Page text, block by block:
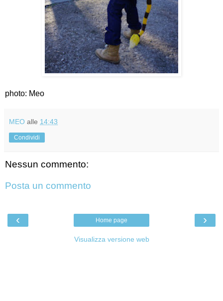
photo: Meo
MEO alle 14:43
Condividi
Nessun commento:
Posta un commento
‹ ›
Home page
Visualizza versione web